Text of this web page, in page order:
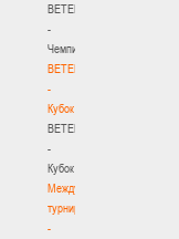
BETERA
-
Чемпионат
BETERA
-
Кубок
BETERA
-
Кубок
Международный
турнир
-